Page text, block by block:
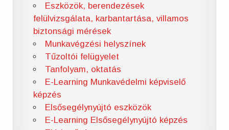
Eszközök, berendezések
felülvizsgálata, karbantartása, villamos
biztonsági mérések
Munkavégzési helyszínek
Tűzoltói felügyelet
Tanfolyam, oktatás
E-Learning Munkavédelmi képviselő
képzés
Elsősegélynyújtó eszközök
E-Learning Elsősegélynyújtó képzés